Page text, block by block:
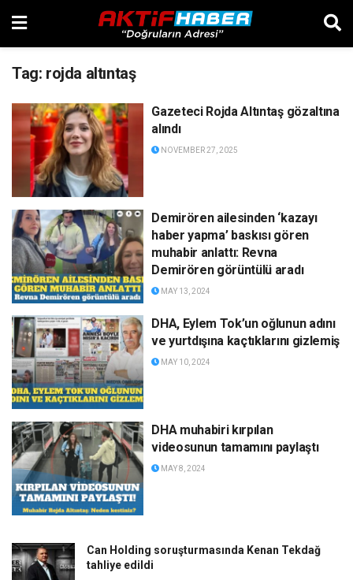
Tag: rojda altıntaş
Gazeteci Rojda Altıntaş gözaltına
alındı
NOVEMBER 27, 2025
Demirören ailesinden ‘kazayı
haber yapma’ baskısı gören
muhabir anlattı: Revna
Demirören görüntülü aradı
MAY 13, 2024
DHA, Eylem Tok’un oğlunun adını
ve yurtdışına kaçtıklarını gizlemiş
MAY 10, 2024
DHA muhabiri kırpılan
videosunun tamamını paylaştı
MAY 8, 2024
Can Holding soruşturmasında Kenan Tekdağ
tahliye edildi